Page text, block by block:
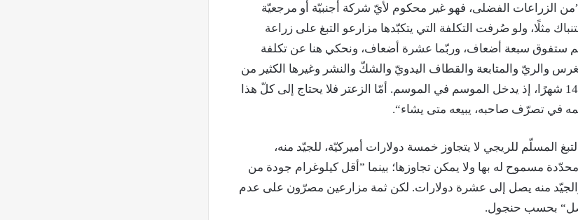
الزراعات الفضلى، فهو غير محكوم لأيّ شركة أجنبيّة أو مرجعيّة
مثلًا، ولو صُرفت التكلفة التي يتكبّدها مزارعو التبغ على زراعة
ستفوق سبعة أضعاف، وربّما عشرة أضعاف، ونحكي هنا عن تكلفة
والريّ والمتابعة والقطاف اليدويّ والشكّ والنشر وغيرها الكثير من
احتياجات موسم التبغ طوال 14 شهرًا، إذ يدخل الموسم في الموسم. أمّا الزعتر فلا يحتاج إلى كلّ هذا
في تصرّف صاحبه، يبيعه متى يشاء“.
المسلّم للريجي لا يتجاوز خمسة دولارات أميركيّة، للجيّد منه،
مسموح له بها ولا يمكن تجاوزها؛ بينما ”أقل كيلوغرام جودة من
والجيّد منه يصل إلى عشرة دولارات. لكن ثمة مزارعين مصرّون على عدم
بحسب حنجول.